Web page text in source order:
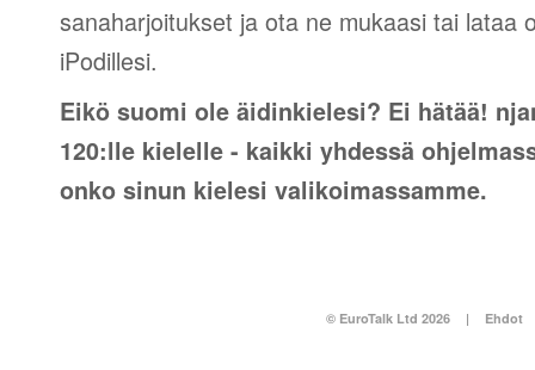
sanaharjoitukset ja ota ne mukaasi tai lataa
iPodillesi.
Eikö suomi ole äidinkielesi? Ei hätää!
120:lle kielelle - kaikki yhdessä
onko sinun kielesi valikoimassamme.
© EuroTalk Ltd 2026 | Ehdot